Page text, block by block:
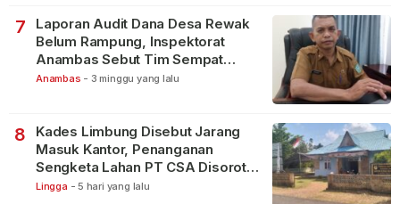
7
Laporan Audit Dana Desa Rewak
Belum Rampung, Inspektorat
Anambas Sebut Tim Sempat
Terbagi Tangani Kasus Lain
Anambas - 3 minggu yang lalu
8
Kades Limbung Disebut Jarang
Masuk Kantor, Penanganan
Sengketa Lahan PT CSA Disorot
Warga
Lingga - 5 hari yang lalu